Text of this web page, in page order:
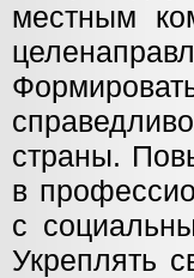
местным
страны.
в
с
Укреплять